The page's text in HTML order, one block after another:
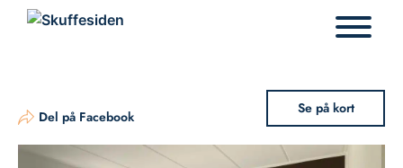
Del på Facebook Se på kort